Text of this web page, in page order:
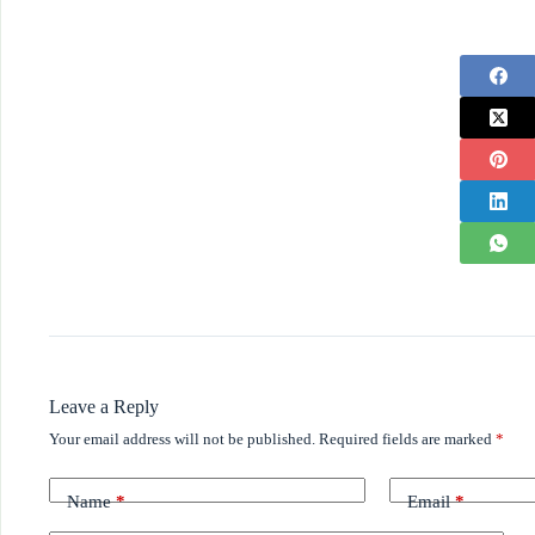
Leave a Reply
Your email address will not be published. Required fields are marked *
Name* Email*